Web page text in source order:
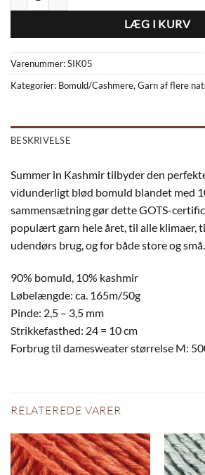
LÆG I KURV
Varenummer:SIK05
Kategorier: Bomuld/Cashmere,Garn af flere
BESKRIVELSE
Summer in Kashmir tilbyder den
vidunderligt blød bomuld blandet med
sammensætning gør dette GOTS-
populært garn hele året, til alle klimaer,
udendørs brug, og for både store og små.
90% bomuld, 10% kashmir
Løbelængde: ca. 165m/50g
Pinde: 2,5 – 3,5 mm
Strikkefasthed: 24 = 10 cm
Forbrug til damesweater størrelse M:
RELATEREDE VARER